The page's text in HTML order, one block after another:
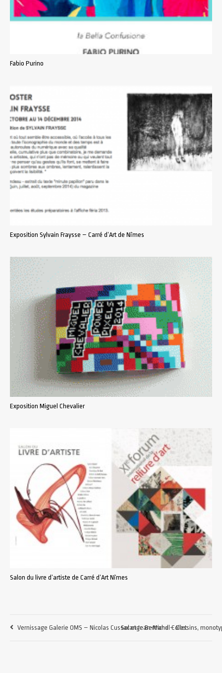
Fabio Purino
Exposition Sylvain Fraysse – Carré d’Art de Nîmes
Exposition Miguel Chevalier
Salon du livre d’artiste de Carré d’Art Nîmes
Vernissage Galerie OMS – Nicolas Cussac et Jean-Michel Collet
Solange Bertrand – Dessins,